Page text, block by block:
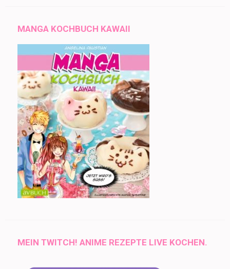
MANGA KOCHBUCH KAWAII
MEIN TWITCH! ANIME REZEPTE LIVE KOCHEN.